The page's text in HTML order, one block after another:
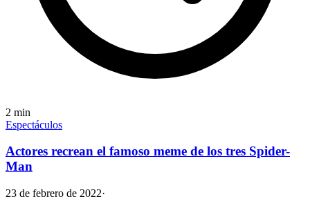
2 min
Espectáculos
Actores recrean el famoso meme de los tres Spider-
Man
23 de febrero de 2022·